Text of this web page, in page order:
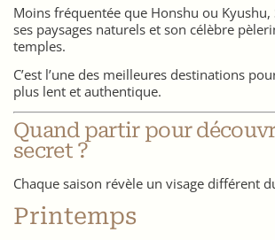
Moins fréquentée que Honshu ou
ses paysages naturels et son célèbre
temples.
C’est l’une des meilleures destinations
plus lent et authentique.
Quand partir pour
secret ?
Chaque saison révèle un visage différent
Printemps